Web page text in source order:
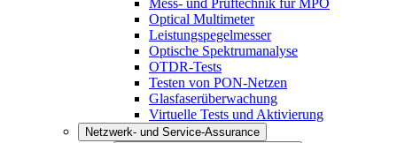
Mess- und Prüftechnik für MPO
Optical Multimeter
Leistungspegelmesser
Optische Spektrumanalyse
OTDR-Tests
Testen von PON-Netzen
Glasfaserüberwachung
Virtuelle Tests und Aktivierung
Netzwerk- und Service-Assurance